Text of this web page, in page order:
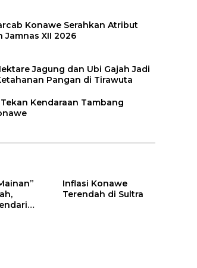
Konawe Serahkan Atribut
Jamnas XII 2026
Jagung dan Ubi Gajah Jadi
Pangan di Tirawuta
Kendaraan Tambang
Inflasi Konawe
Terendah di Sultra